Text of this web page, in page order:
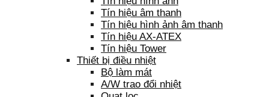
Tín hiệu âm thanh
Tín hiệu hình ảnh âm thanh
Tín hiệu AX-ATEX
Tín hiệu Tower
Thiết bị điều nhiệt
Bộ làm mát
A/W trao đổi nhiệt